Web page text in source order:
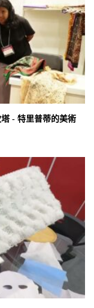
- 特里普蒂的美術